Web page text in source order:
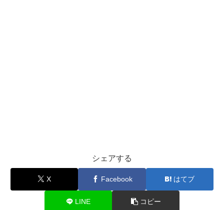
シェアする
X Facebook はてブ
LINE コピー